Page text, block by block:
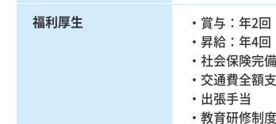
福利厚生
・賞与：年2回
・昇給：年4回
・社会保険完
・交通費全額
・出張手当
・教育研修制